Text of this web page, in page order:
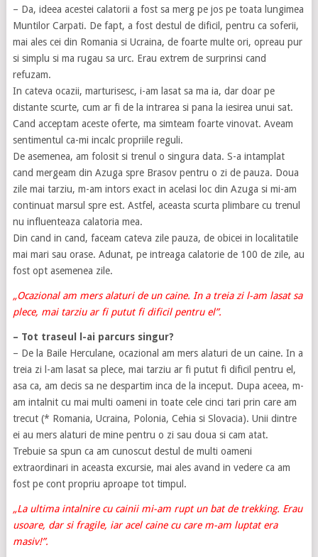
– Da, ideea acestei calatorii a fost sa merg pe jos pe toata lungimea
Muntilor Carpati. De fapt, a fost destul de dificil, pentru ca soferii,
mai ales cei din Romania si Ucraina, de foarte multe ori, opreau pur
si simplu si ma rugau sa urc. Erau extrem de surprinsi cand
refuzam.
In cateva ocazii, marturisesc, i-am lasat sa ma ia, dar doar pe
distante scurte, cum ar fi de la intrarea si pana la iesirea unui sat.
Cand acceptam aceste oferte, ma simteam foarte vinovat. Aveam
sentimentul ca-mi incalc propriile reguli.
De asemenea, am folosit si trenul o singura data. S-a intamplat
cand mergeam din Azuga spre Brasov pentru o zi de pauza. Doua
zile mai tarziu, m-am intors exact in acelasi loc din Azuga si mi-am
continuat marsul spre est. Astfel, aceasta scurta plimbare cu trenul
nu influenteaza calatoria mea.
Din cand in cand, faceam cateva zile pauza, de obicei in localitatile
mai mari sau orase. Adunat, pe intreaga calatorie de 100 de zile, au
fost opt asemenea zile.
„Ocazional am mers alaturi de un caine. In a treia zi l-am lasat sa
plece, mai tarziu ar fi putut fi dificil pentru el”.
– Tot traseul l-ai parcurs singur?
– De la Baile Herculane, ocazional am mers alaturi de un caine. In a
treia zi l-am lasat sa plece, mai tarziu ar fi putut fi dificil pentru el,
asa ca, am decis sa ne despartim inca de la inceput. Dupa aceea, m-
am intalnit cu mai multi oameni in toate cele cinci tari prin care am
trecut (* Romania, Ucraina, Polonia, Cehia si Slovacia). Unii dintre
ei au mers alaturi de mine pentru o zi sau doua si cam atat.
Trebuie sa spun ca am cunoscut destul de multi oameni
extraordinari in aceasta excursie, mai ales avand in vedere ca am
fost pe cont propriu aproape tot timpul.
„La ultima intalnire cu cainii mi-am rupt un bat de trekking. Erau
usoare, dar si fragile, iar acel caine cu care m-am luptat era
masiv!”.